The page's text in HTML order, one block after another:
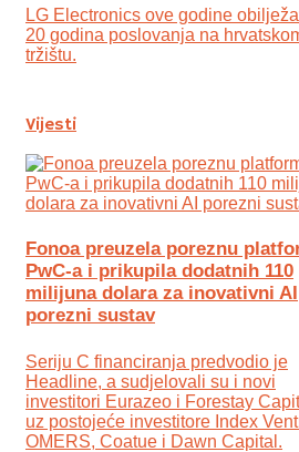
LG Electronics ove godine
20 godina poslovanja na
tržištu.
Vijesti
Fonoa preuzela poreznu
PwC-a i prikupila dodatnih 110
milijuna dolara za inovativni AI
porezni sustav
Seriju C financiranja predvodio je
Headline, a sudjelovali su i novi
investitori Eurazeo i Forestay
uz postojeće investitore Index
OMERS, Coatue i Dawn Capital.